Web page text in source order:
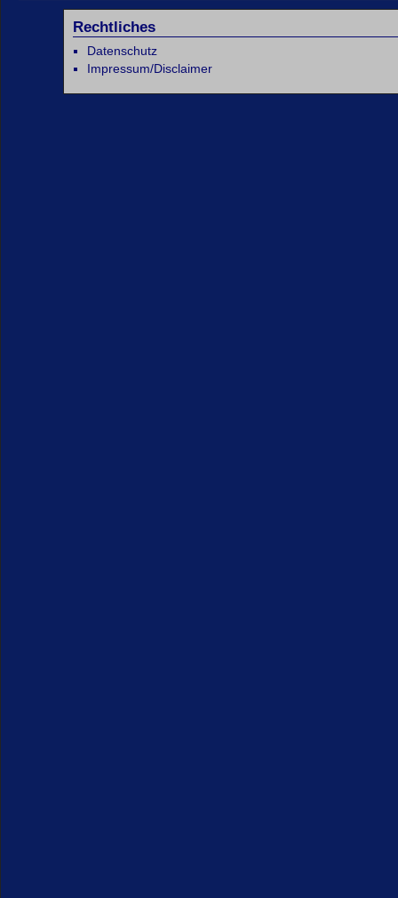
Rechtliches
Datenschutz
Impressum/Disclaimer